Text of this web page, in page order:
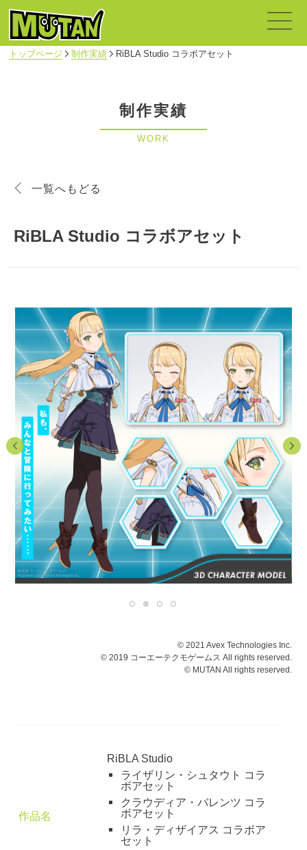
トップページ 制作実績 RiBLA Studio コラボアセット
制作実績
WORK
一覧へもどる
RiBLA Studio コラボアセット
© 2021 Avex Technologies Inc.
© 2019 コーエーテクモゲームス All rights reserved.
© MUTAN All rights reserved.
作品名
RiBLA Studio
ライザリン・シュタウト コラ
ボアセット
クラウディア・バレンツ コラ
ボアセット
リラ・ディザイアス コラボア
セット